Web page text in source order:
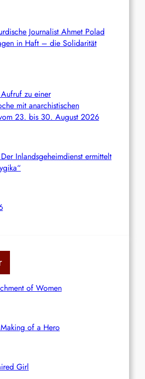
Journalist Ahmet Polad
in Haft – die Solidarität
zu einer
mit anarchistischen
23. bis 30. August 2026
Inlandsgeheimdienst ermittelt
of Women
of a Hero
Girl